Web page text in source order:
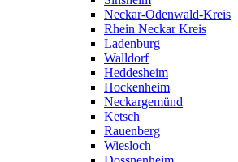
Neckar-Odenwald-Kreis
Rhein Neckar Kreis
Ladenburg
Walldorf
Heddesheim
Hockenheim
Neckargemünd
Ketsch
Rauenberg
Wiesloch